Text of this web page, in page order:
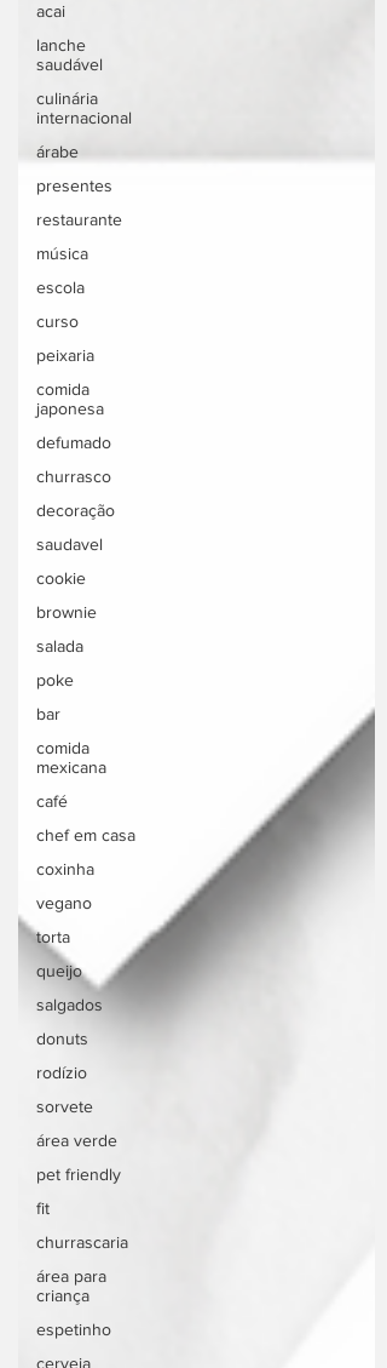
acai
lanche
saudável
culinária
internacional
árabe
presentes
restaurante
música
escola
curso
peixaria
comida
japonesa
defumado
churrasco
decoração
saudavel
cookie
brownie
salada
poke
bar
comida
mexicana
café
chef em casa
coxinha
vegano
torta
queijo
salgados
donuts
rodízio
sorvete
área verde
pet friendly
fit
churrascaria
área para
criança
espetinho
cerveja